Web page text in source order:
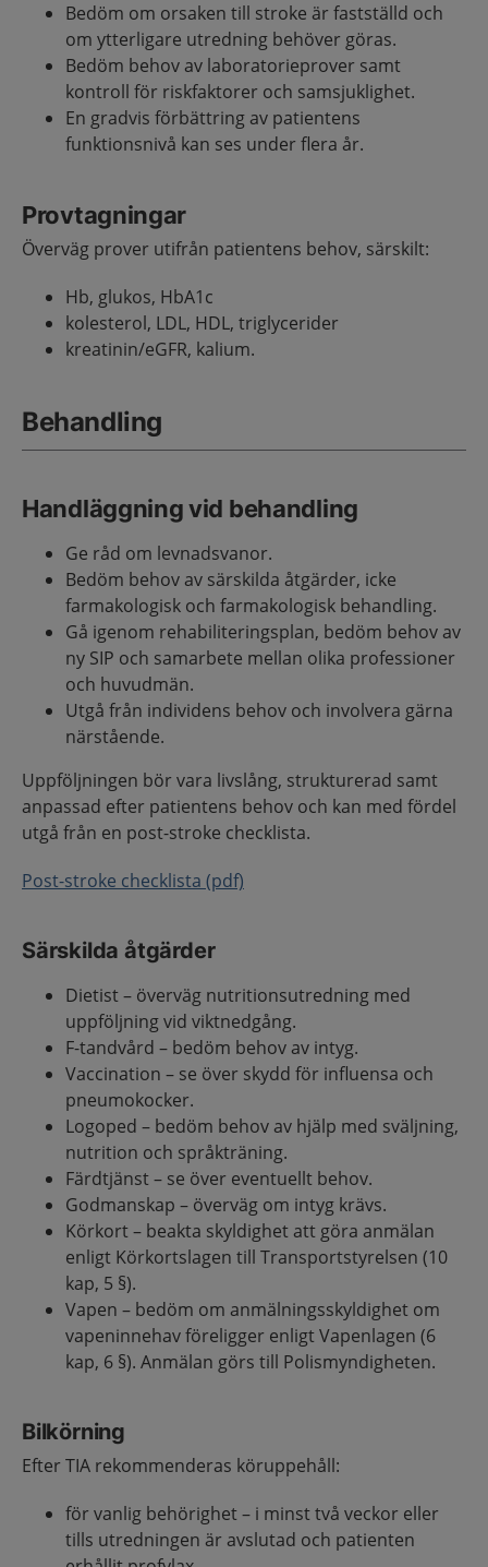
Bedöm om orsaken till stroke är fastställd och
om ytterligare utredning behöver göras.
Bedöm behov av laboratorieprover samt
kontroll för riskfaktorer och samsjuklighet.
En gradvis förbättring av patientens
funktionsnivå kan ses under flera år.
Provtagningar
Överväg prover utifrån patientens behov, särskilt:
Hb, glukos, HbA1c
kolesterol, LDL, HDL, triglycerider
kreatinin/eGFR, kalium.
Behandling
Handläggning vid behandling
Ge råd om levnadsvanor.
Bedöm behov av särskilda åtgärder, icke
farmakologisk och farmakologisk behandling.
Gå igenom rehabiliteringsplan, bedöm behov av
ny SIP och samarbete mellan olika professioner
och huvudmän.
Utgå från individens behov och involvera gärna
närstående.
Uppföljningen bör vara livslång, strukturerad samt
anpassad efter patientens behov och kan med fördel
utgå från en post-stroke checklista.
Post-stroke checklista (pdf)
Särskilda åtgärder
Dietist – överväg nutritionsutredning med
uppföljning vid viktnedgång.
F-tandvård – bedöm behov av intyg.
Vaccination – se över skydd för influensa och
pneumokocker.
Logoped – bedöm behov av hjälp med sväljning,
nutrition och språkträning.
Färdtjänst – se över eventuellt behov.
Godmanskap – överväg om intyg krävs.
Körkort – beakta skyldighet att göra anmälan
enligt Körkortslagen till Transportstyrelsen (10
kap, 5 §).
Vapen – bedöm om anmälningsskyldighet om
vapeninnehav föreligger enligt Vapenlagen (6
kap, 6 §). Anmälan görs till Polismyndigheten.
Bilkörning
Efter TIA rekommenderas köruppehåll:
för vanlig behörighet – i minst två veckor eller
tills utredningen är avslutad och patienten